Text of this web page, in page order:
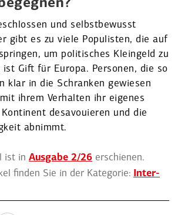
und selbst­be­wusst
gibt es zu viele Populisten, die auf
um politi­sches Kleingeld zu
ist Gift für Europa. Personen, die so
klar in die Schranken gewiesen
ihrem Verhalten ihr eigenes
desavou­ieren und die
abnimmt.
ist in Ausgabe 2/26 erschienen.
finden Sie in der Kategorie: Inter­